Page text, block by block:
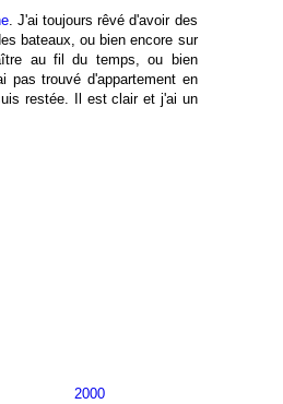
. J'ai toujours rêvé d'avoir des
bateaux, ou bien encore sur
au fil du temps, ou bien
trouvé d'appartement en
restée. Il est clair et j'ai un
2000